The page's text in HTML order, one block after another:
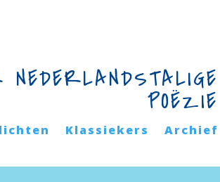
POËZIE
Klassiekers Archief